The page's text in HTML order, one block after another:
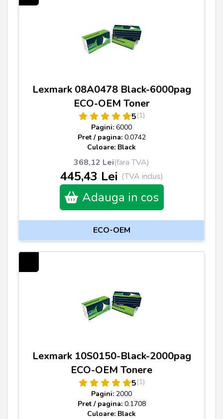
Lexmark 08A0478 Black-6000pag
ECO-OEM Toner
5(1)
Pagini: 6000
Pret / pagina: 0.0742
Culoare: Black
368,12 Lei(fara TVA)
445,43 Lei (TVA inclus)
Adauga in cos
ECO-OEM
Lexmark 10S0150-Black-2000pag
ECO-OEM Tonere
5(1)
Pagini: 2000
Pret / pagina: 0.1708
Culoare: Black